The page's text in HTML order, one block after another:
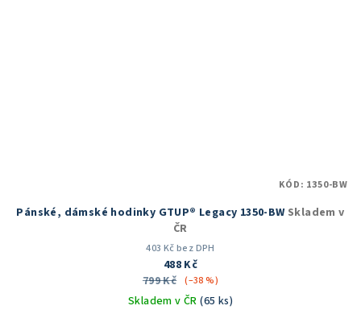
Pánské, dámské hodinky GTUP® Legacy 1350-BW Skladem v
ČR
403 Kč bez DPH
488 Kč
799 Kč (–38 %)
Skladem v ČR(65 ks)
KÓD: 1350-BW